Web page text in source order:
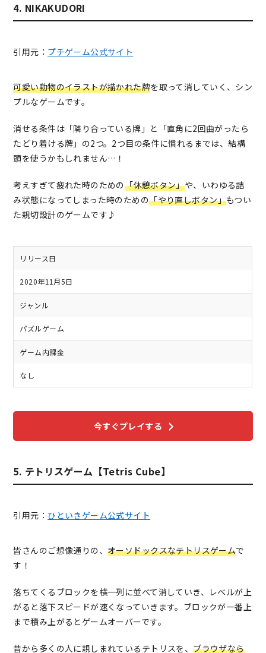
4. NIKAKUDORI
引用元： プチゲーム公式サイト
可愛い動物のイラストが描かれた牌を取って消していく、シン
プルなゲームです。
消せる条件は「隣り合っている牌」と「直角に2回曲がったら
たどり着ける牌」の2つ。2つ目の条件に慣れるまでは、結構
頭を使うかもしれません…！
考えすぎて疲れた時のための「休憩ボタン」や、いわゆる詰
み状態になってしまった時のための「やり直しボタン」もつい
た親切設計のゲームです♪
リリース日
2020年11月5日
ジャンル
パズルゲーム
ゲーム内課金
なし
今すぐプレイする
5. テトリスゲーム【Tetris Cube】
引用元： ひといきゲーム公式サイト
皆さんのご想像通りの、オーソドックスなテトリスゲームで
す！
落ちてくるブロックを横一列に並べて消していき、レベルが上
がると落下スピードが速くなっていきます。ブロックが一番上
まで積み上がるとゲームオーバーです。
昔から多くの人に親しまれているテトリスを、ブラウザなら